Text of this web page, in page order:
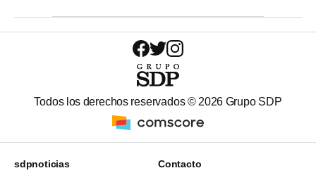
Todos los derechos reservados © 2026 Grupo SDP
sdpnoticias Contacto